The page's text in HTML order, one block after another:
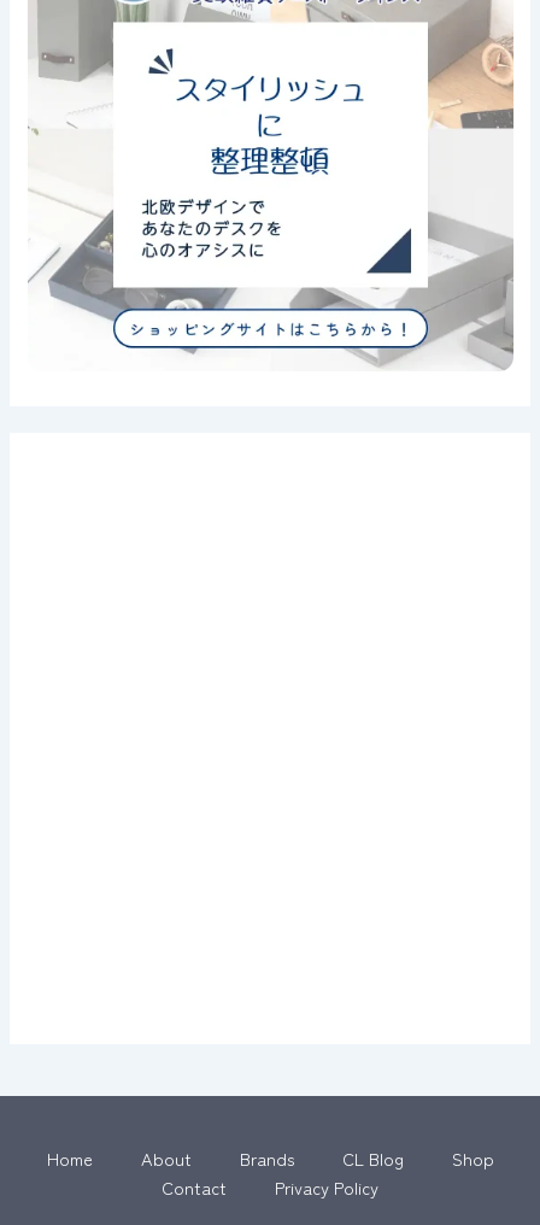
Home About Brands CL Blog
Shop
Contact
Privacy Policy